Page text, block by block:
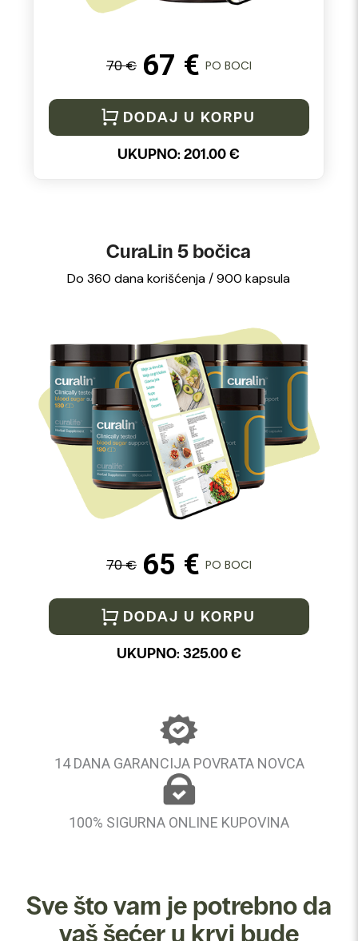
70 € 67 € PO BOCI
DODAJ U KORPU
UKUPNO:201.00€
CuraLin 5 bočica
Do 360 dana korišćenja / 900 kapsula
70 € 65 € PO BOCI
DODAJ U KORPU
UKUPNO: 325.00€
14 DANA GARANCIJA POVRATA NOVCA
100% SIGURNA ONLINE KUPOVINA
Sve što vam je potrebno da
vaš šećer u krvi bude